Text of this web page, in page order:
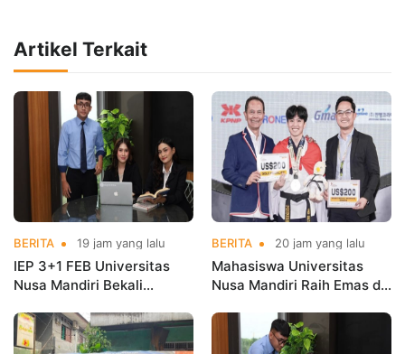
Artikel Terkait
BERITA 19 jam yang lalu
IEP 3+1 FEB Universitas
Nusa Mandiri Bekali
Kerja Sebelum Lulus
BERITA 20 jam yang lalu
Mahasiswa Universitas
Nusa Mandiri Raih Emas di
Indonesia Open
Championships 2026